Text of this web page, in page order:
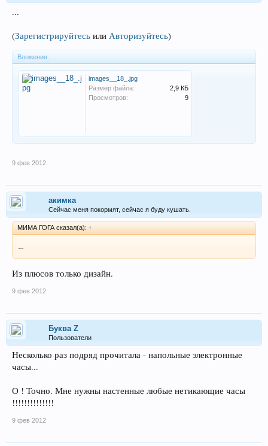
...
(Зарегистрируйтесь или Авторизуйтесь)
Вложения:
images__18_.jpg
Размер файла:
2,9 КБ
Просмотров:
9
9 фев 2012
акимка
Сейчас меня покормят, сейчас я буду кушать.
МИМА ГОГА сказал(а): ↑
...
Из плюсов только дизайн.
9 фев 2012
Буква Z
Пользователи
Несколько раз подряд прочитала - напольные электронные
часы...
О ! Точно. Мне нужны настенные любые нетикающие часы
!!!!!!!!!!!!!!
9 фев 2012